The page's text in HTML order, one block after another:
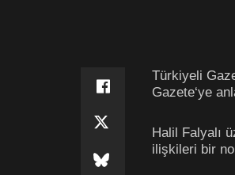
Türkiyeli
Gazete‘ye
Halil Falyalı
ilişkileri bir